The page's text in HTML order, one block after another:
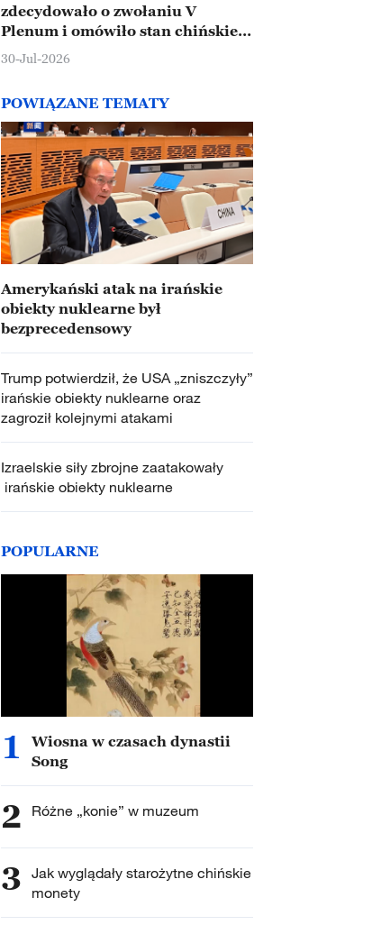
zdecydowało o zwołaniu V
Plenum i omówiło stan chińskiej
gospodarki
30-Jul-2026
POWIĄZANE TEMATY
Amerykański atak na irańskie
obiekty nuklearne był
bezprecedensowy
Trump potwierdził, że USA „zniszczyły”
irańskie obiekty nuklearne oraz
zagroził kolejnymi atakami
Izraelskie siły zbrojne zaatakowały
irańskie obiekty nuklearne
POPULARNE
1
Wiosna w czasach dynastii
Song
2 Różne „konie” w muzeum
3 Jak wyglądały starożytne chińskie
monety